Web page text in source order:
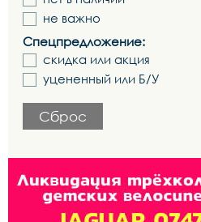
не важно
Спецпредложение:
скидка или акция
уцененный или Б/У
Сброс